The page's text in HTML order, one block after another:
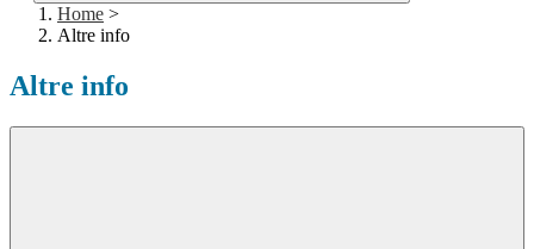
Home >
Altre info
Altre info